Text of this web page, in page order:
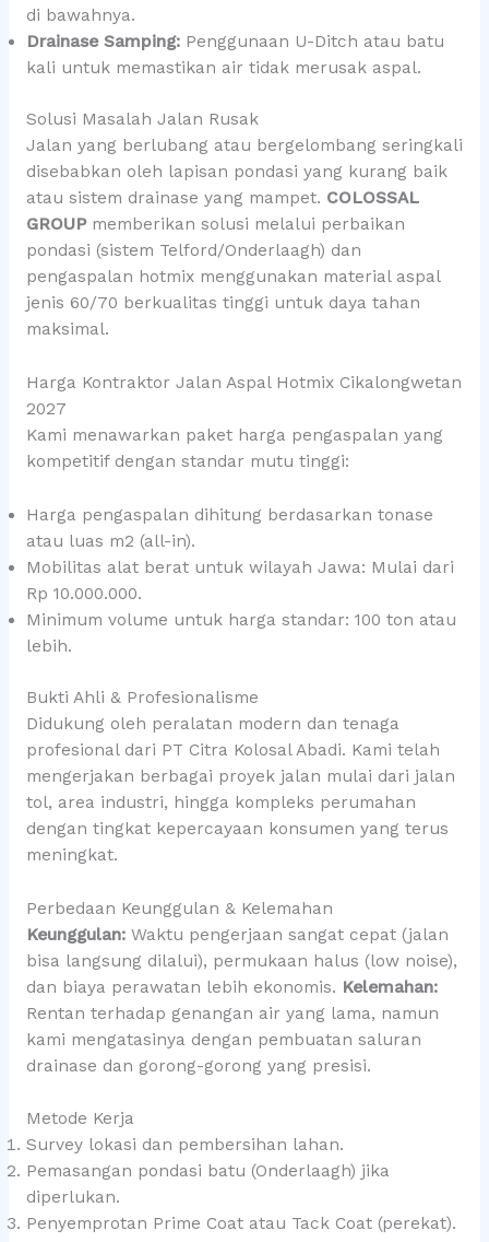
di bawahnya.
Drainase Samping:Penggunaan U-Ditch atau batu
kali untuk memastikan air tidak merusak aspal.
Solusi Masalah Jalan Rusak
Jalan yang berlubang atau bergelombang seringkali
disebabkan oleh lapisan pondasi yang kurang baik
atau sistem drainase yang mampet. COLOSSAL
GROUPmemberikan solusi melalui perbaikan
pondasi (sistem Telford/Onderlaagh) dan
pengaspalan hotmix menggunakan material aspal
jenis 60/70 berkualitas tinggi untuk daya tahan
maksimal.
Harga Kontraktor Jalan Aspal Hotmix Cikalongwetan
2027
Kami menawarkan paket harga pengaspalan yang
kompetitif dengan standar mutu tinggi:
Harga pengaspalan dihitung berdasarkan tonase
atau luas m2 (all-in).
Mobilitas alat berat untuk wilayah Jawa: Mulai dari
Rp 10.000.000.
Minimum volume untuk harga standar: 100 ton atau
lebih.
Bukti Ahli & Profesionalisme
Didukung oleh peralatan modern dan tenaga
profesional dari PT Citra Kolosal Abadi. Kami telah
mengerjakan berbagai proyek jalan mulai dari jalan
tol, area industri, hingga kompleks perumahan
dengan tingkat kepercayaan konsumen yang terus
meningkat.
Perbedaan Keunggulan & Kelemahan
Keunggulan:Waktu pengerjaan sangat cepat (jalan
bisa langsung dilalui), permukaan halus (low noise),
dan biaya perawatan lebih ekonomis. Kelemahan:
Rentan terhadap genangan air yang lama, namun
kami mengatasinya dengan pembuatan saluran
drainase dan gorong-gorong yang presisi.
Metode Kerja
Survey lokasi dan pembersihan lahan.
Pemasangan pondasi batu (Onderlaagh) jika
diperlukan.
Penyemprotan Prime Coat atau Tack Coat (perekat).